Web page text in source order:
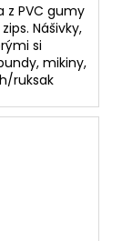
z PVC gumy
Nášivky,
si
mikiny,
ruksak